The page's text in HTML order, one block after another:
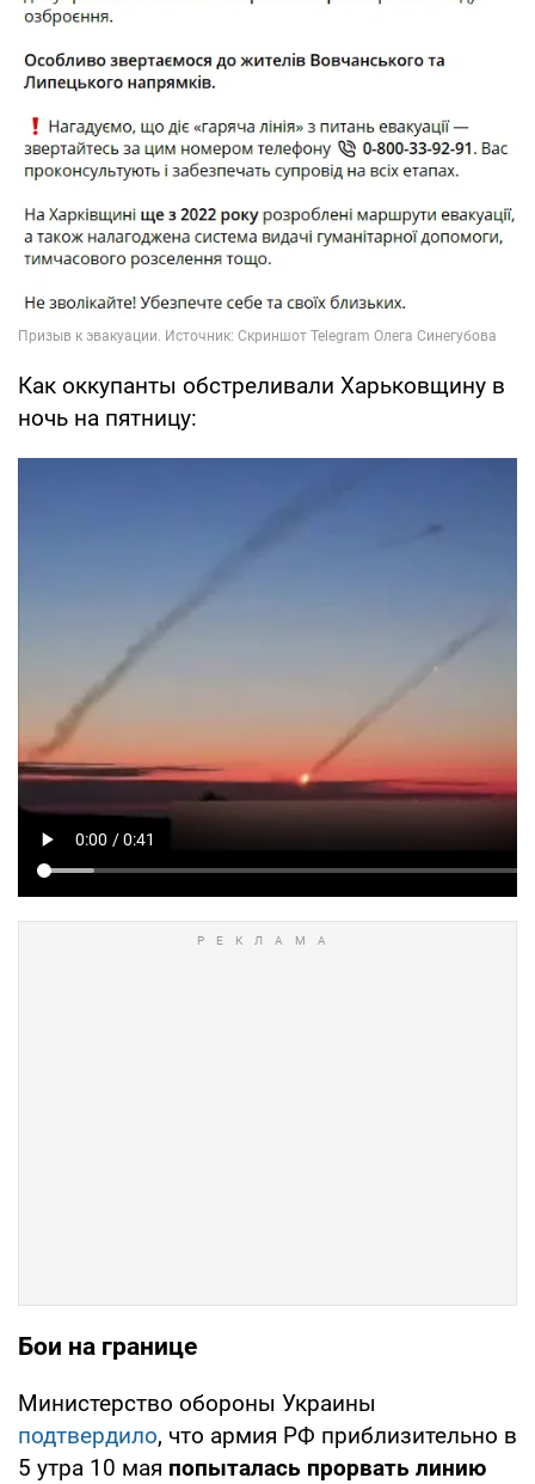
Как оккупанты обстреливали Харьковщину в
ночь на пятницу:
Бои на границе
Министерство обороны Украины
подтвердило, что армия РФ приблизительно в
5 утра 10 мая попыталась прорвать линию